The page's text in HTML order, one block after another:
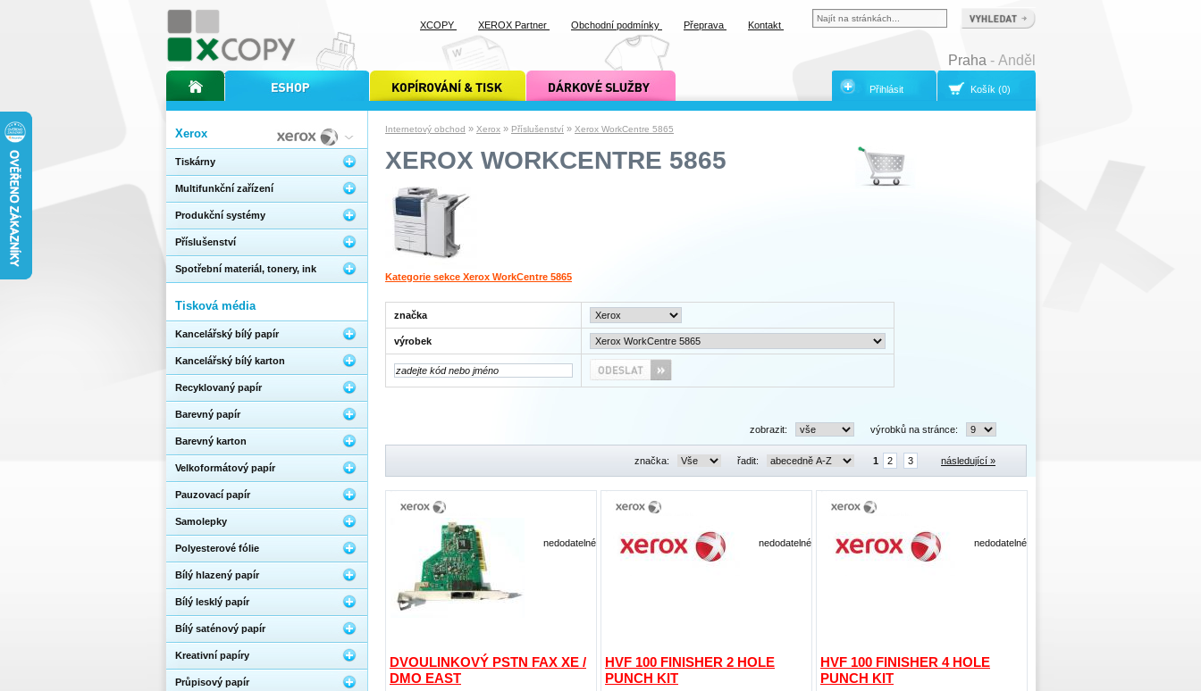
Internetový obchod » Xerox » Příslušenství » Xerox WorkCentre 5865
XEROX WORKCENTRE 5865
Kategorie sekce Xerox WorkCentre 5865
značka
výrobek
zobrazit: výrobků na stránce:
značka: řadit: 1 2 3 následující »
DVOULINKOVÝ PSTN FAX XE /
DMO EAST
nedodatelné
HVF 100 FINISHER 2 HOLE
PUNCH KIT
nedodatelné
HVF 100 FINISHER 4 HOLE
PUNCH KIT
nedodatelné
Xerox
Tiskárny
Multifunkční zařízení
Produkční systémy
Příslušenství
Spotřební materiál, tonery, ink
Tisková média
Kancelářský bílý papír
Kancelářský bílý karton
Recyklovaný papír
Barevný papír
Barevný karton
Velkoformátový papír
Pauzovací papír
Samolepky
Polyesterové fólie
Bílý hlazený papír
Bílý lesklý papír
Bílý saténový papír
Kreativní papíry
Průpisový papír
úvodní stránka xcopyinternetový obchod xcopy kopírování a tisk xcopy dárkové služby xcopy
XCOPY XEROX Partner Obchodní podmínky Přeprava Kontakt
Praha - Anděl
Košík (0)
Přihlásit